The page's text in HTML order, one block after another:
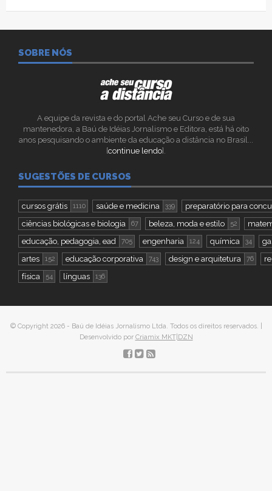
SOBRE NÓS
A equipe da revista e do portal Ache seu Curso e de sua
mantenedora, a Baú de Idéias Jornalismo e Editora, está há oito
anos pesquisando o ambiente da educação a distância no Brasil...
[continue lendo].
SUGESTÕES DE CURSOS
cursos grátis 1110 saúde e medicina 339
preparatório para
ciências biológicas e biologia
67 beleza, moda e estilo 52
educação, pedagogia, ead
705 engenharia 124 química 34
artes
152 educação corporativa 743 design e arquitetura 76
física
54 línguas 136
© Copyright 2026 - Baú de Idéias Jornalismo Ltda. Todos os direitos reservados. |
Desenvolvido por Criamix MKT|DZN